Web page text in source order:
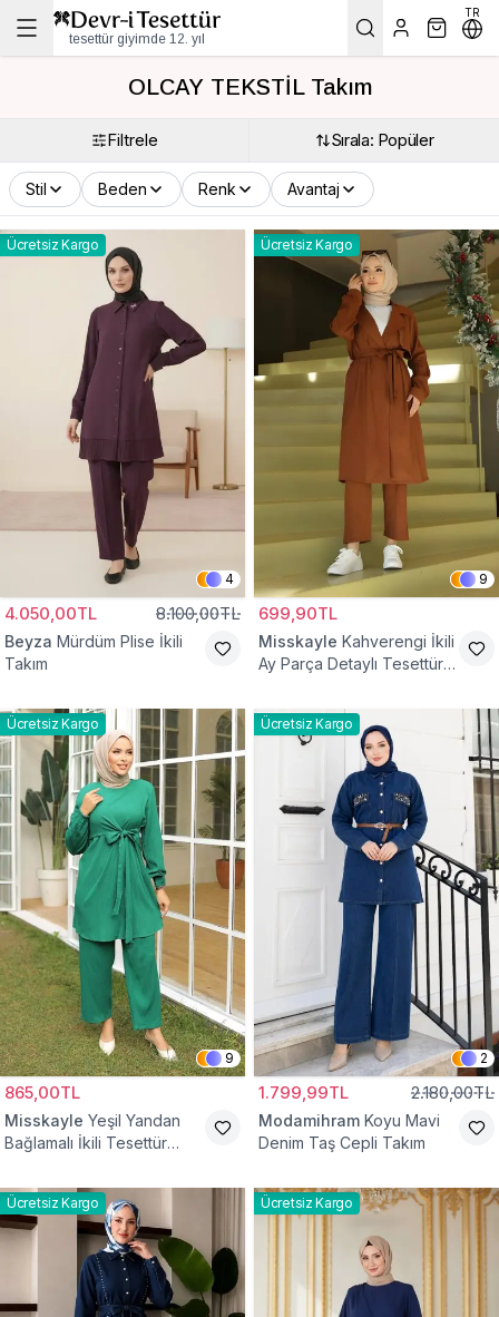
tesettür giyimde 12. yıl
TR
OLCAY TEKSTİL Takım
Filtrele Sırala: Popüler
Stil Beden Renk Avantaj
Ücretsiz Kargo
4
4.050,00TL 8.100,00TL
Beyza Mürdüm Plise İkili
Takım
Ücretsiz Kargo
9
699,90TL
Misskayle Kahverengi İkili
Ay Parça Detaylı Tesettür
Ücretsiz Kargo
9
865,00TL
Misskayle Yeşil Yandan
Bağlamalı İkili Tesettür
Ücretsiz Kargo
2
1.799,99TL 2.180,00TL
Modamihram Koyu Mavi
Denim Taş Cepli Takım
Ücretsiz Kargo Ücretsiz Kargo